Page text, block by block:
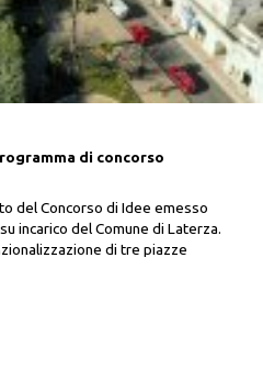
di concorso
del Concorso di Idee emesso
incarico del Comune di Laterza.
di tre piazze